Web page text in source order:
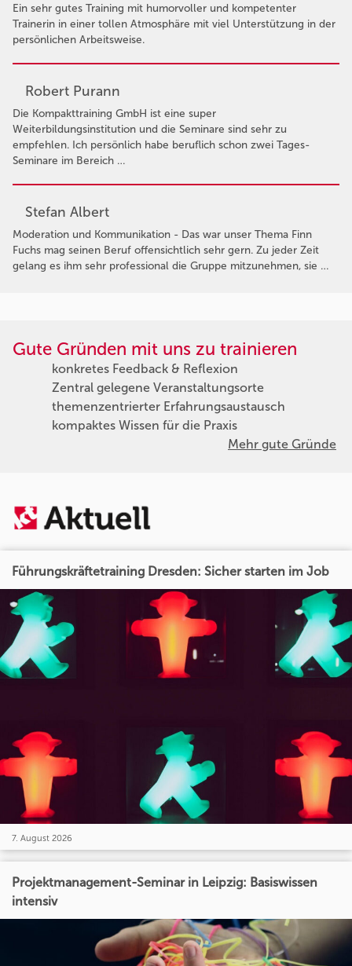
Ein sehr gutes Training mit humorvoller und kompetenter
Trainerin in einer tollen Atmosphäre mit viel Unterstützung in der
persönlichen Arbeitsweise.
Robert Purann
Die Kompakttraining GmbH ist eine super
Weiterbildungsinstitution und die Seminare sind sehr zu
empfehlen. Ich persönlich habe beruflich schon zwei Tages-
Seminare im Bereich …
Stefan Albert
Moderation und Kommunikation - Das war unser Thema Finn
Fuchs mag seinen Beruf offensichtlich sehr gern. Zu jeder Zeit
gelang es ihm sehr professional die Gruppe mitzunehmen, sie …
Gute Gründen mit uns zu trainieren
konkretes Feedback & Reflexion
Zentral gelegene Veranstaltungsorte
themenzentrierter Erfahrungsaustausch
kompaktes Wissen für die Praxis
Mehr gute Gründe
Führungskräftetraining Dresden: Sicher starten im Job
7. August 2026
Projektmanagement-Seminar in Leipzig: Basiswissen
intensiv